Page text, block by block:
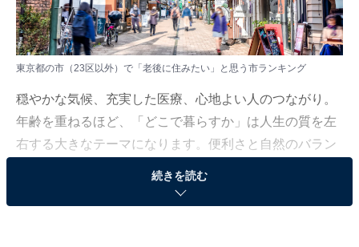
東京都の市（23区以外）で「老後に住みたい」と思う市ランキング
穏やかな気候、充実した医療、心地よい人のつながり。
年齢を重ねるほど、「どこで暮らすか」は人生の質を左
右する大きなテーマになります。便利さと自然のバラン
ス、安心して過ごせる環境、そしてその土地ならではの
魅力。そんな視点から多くの人が憧れる“理想の街”と
続きを読む